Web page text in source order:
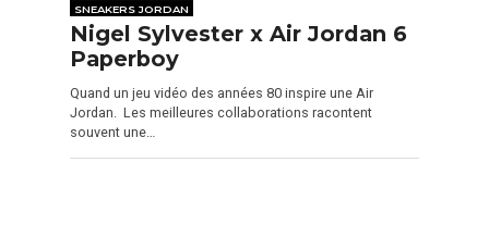
SNEAKERS JORDAN
Nigel Sylvester x Air Jordan 6
Paperboy
Quand un jeu vidéo des années 80 inspire une Air
Jordan. Les meilleures collaborations racontent
souvent une…